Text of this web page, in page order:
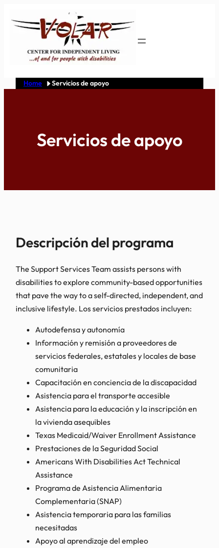
Home Servicios de apoyo
Servicios de apoyo
Descripción del programa
The Support Services Team assists persons with
disabilities to explore community-based opportunities
that pave the way to a self-directed, independent, and
inclusive lifestyle. Los servicios prestados incluyen:
Autodefensa y autonomía
Información y remisión a proveedores de
servicios federales, estatales y locales de base
comunitaria
Capacitación en conciencia de la discapacidad
Asistencia para el transporte accesible
Asistencia para la educación y la inscripción en
la vivienda asequibles
Texas Medicaid/Waiver Enrollment Assistance
Prestaciones de la Seguridad Social
Americans With Disabilities Act Technical
Assistance
Programa de Asistencia Alimentaria
Complementaria (SNAP)
Asistencia temporaria para las familias
necesitadas
Apoyo al aprendizaje del empleo